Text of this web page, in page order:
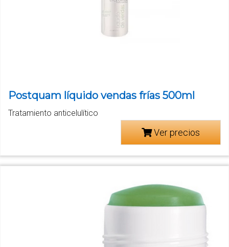
Postquam líquido vendas frías 500ml
Tratamiento anticelulítico
Ver precios